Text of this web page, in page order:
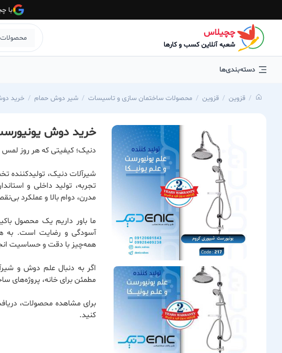
با
چچیلاس
شعبه آنلاین کسب و کارها
دسته‌بندی‌ها
قزوین قزوین محصولات ساختمان سازی و تاسیسات شیر دوش حمام خرید
خرید دوش
دنیک؛ کیفیتی که هر روز
شیرآلات دنیک، تولیدکننده
تجربه، تولید داخلی و
مدرن، دوام بالا و عملکرد
ما باور داریم یک محصول
آسودگی و رضایت است. به
همه‌چیز با دقت و حساسیت
اگر به دنبال علم دوش و
مطمئن برای خانه، پروژه‌های
برای مشاهده محصولات،
کنید.